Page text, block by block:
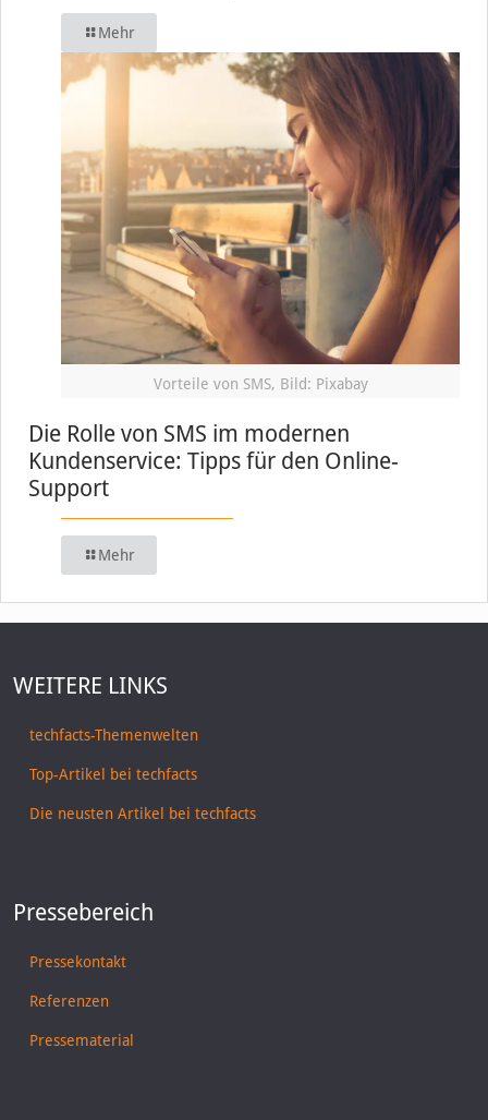
Mehr
Vorteile von SMS, Bild: Pixabay
Die Rolle von SMS im modernen
Kundenservice: Tipps für den Online-
Support
Mehr
WEITERE LINKS
techfacts-Themenwelten
Top-Artikel bei techfacts
Die neusten Artikel bei techfacts
Pressebereich
Pressekontakt
Referenzen
Pressematerial